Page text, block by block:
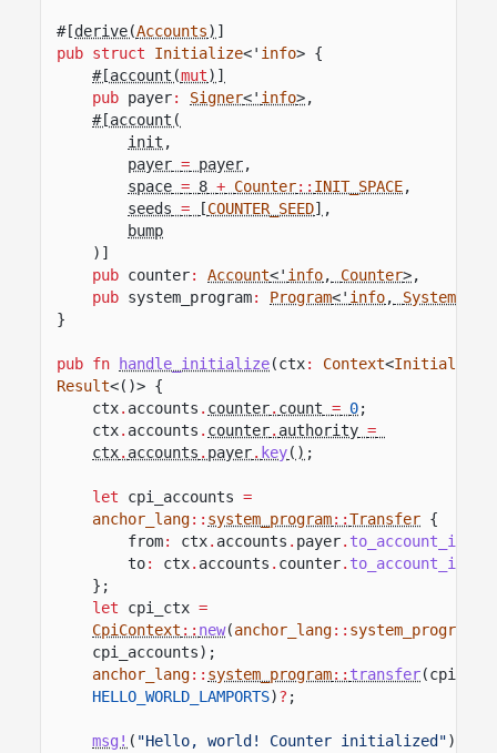
#[derive(Accounts) ]
pub struct
Initialize<' info> {
#[account(mut)]
pub payer: Signer<' info>,
#[account(
init ,
payer = payer,
space = 8 + Counter:: INIT_SPACE,
seeds = [COUNTER_SEED] ,
bump
)]
pub counter: Account<' info, Counter>,
pub system_program: Program<' info, System
}
pub fn handle_initialize(ctx: Context<Initialize
Result<()> {
ctx. accounts . counter. count = 0;
ctx. accounts . counter. authority =
ctx. accounts . payer. key() ;
let cpi_accounts =
anchor_lang:: system_program::Transfer {
from: ctx. accounts . payer. to_account_info
to: ctx. accounts . counter. to_account_info
};
let
cpi_ctx =
CpiContext :: new(anchor_lang:: system_program
cpi_accounts);
anchor_lang:: system_program:: transfer
HELLO_WORLD_LAMPORTS)? ;
msg! ( "Hello, world! Counter initialized");